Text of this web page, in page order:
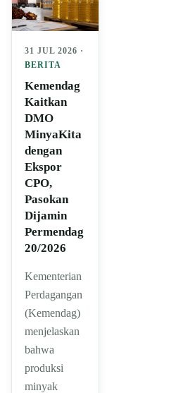
31 JUL 2026 ·
BERITA
Kemendag
Kaitkan
DMO
MinyaKita
dengan
Ekspor
CPO,
Pasokan
Dijamin
Permendag
20/2026
Kementerian
Perdagangan
(Kemendag)
menjelaskan
bahwa
produksi
minyak